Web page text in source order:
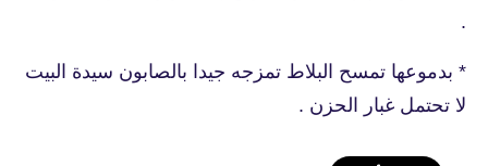
.
* بدموعها تمسح البلاط تمزجه جيدا بالصابون سيدة البيت
لا تحتمل غبار الحزن .